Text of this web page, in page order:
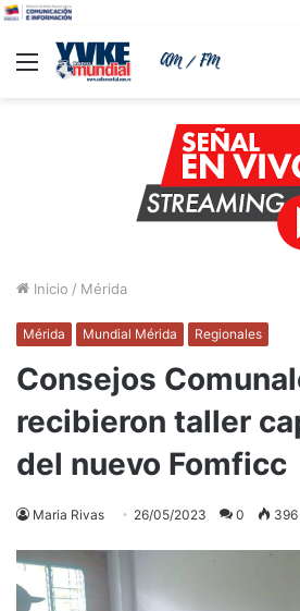
Menu
Inicio / Mérida
Mérida Mundial Mérida Regionales
Consejos
recibieron taller
del nuevo Fomficc
Maria Rivas 26/05/2023 0 396